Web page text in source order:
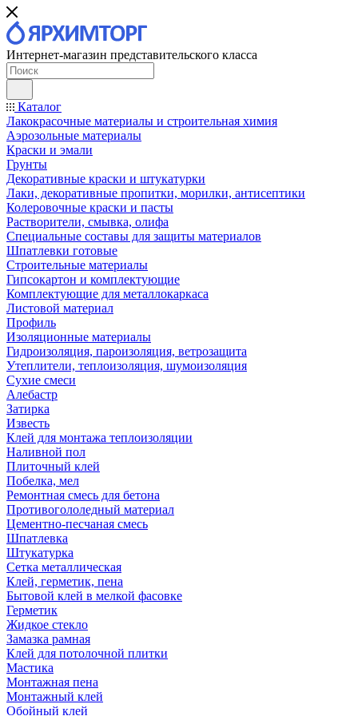
Интернет-магазин представительского класса
Каталог
Лакокрасочные материалы и строительная химия
Аэрозольные материалы
Краски и эмали
Грунты
Декоративные краски и штукатурки
Лаки, декоративные пропитки, морилки, антисептики
Колеровочные краски и пасты
Растворители, смывка, олифа
Специальные составы для защиты материалов
Шпатлевки готовые
Строительные материалы
Гипсокартон и комплектующие
Комплектующие для металлокаркаса
Листовой материал
Профиль
Изоляционные материалы
Гидроизоляция, пароизоляция, ветрозащита
Утеплители, теплоизоляция, шумоизоляция
Сухие смеси
Алебастр
Затирка
Известь
Клей для монтажа теплоизоляции
Наливной пол
Плиточный клей
Побелка, мел
Ремонтная смесь для бетона
Противогололедный материал
Цементно-песчаная смесь
Шпатлевка
Штукатурка
Сетка металлическая
Клей, герметик, пена
Бытовой клей в мелкой фасовке
Герметик
Жидкое стекло
Замазка рамная
Клей для потолочной плитки
Мастика
Монтажная пена
Монтажный клей
Обойный клей